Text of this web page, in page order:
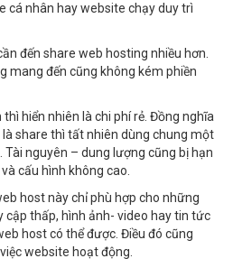
cá nhân hay website chạy duy trì
đến share web hosting nhiều hơn.
mang đến cũng không kém phiền
hiển nhiên là chi phí rẻ. Đồng nghĩa
là share thì tất nhiên dùng chung một
nguyên – dung lượng cũng bị hạn
cấu hình không cao.
host này chỉ phù hợp cho những
thấp, hình ảnh- video hay tin tức
host có thể được. Điều đó cũng
website hoạt động.